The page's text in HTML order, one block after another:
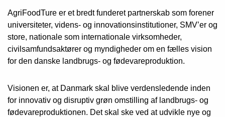
AgriFoodTure er et bredt funderet partnerskab som forener
universiteter, videns- og innovationsinstitutioner, SMV’er og
store, nationale som internationale virksomheder,
civilsamfundsaktører og myndigheder om en fælles vision
for den danske landbrugs- og fødevareproduktion.
Visionen er, at Danmark skal blive verdensledende inden
for innovativ og disruptiv grøn omstilling af landbrugs- og
fødevareproduktionen. Det skal ske ved at udvikle nye og